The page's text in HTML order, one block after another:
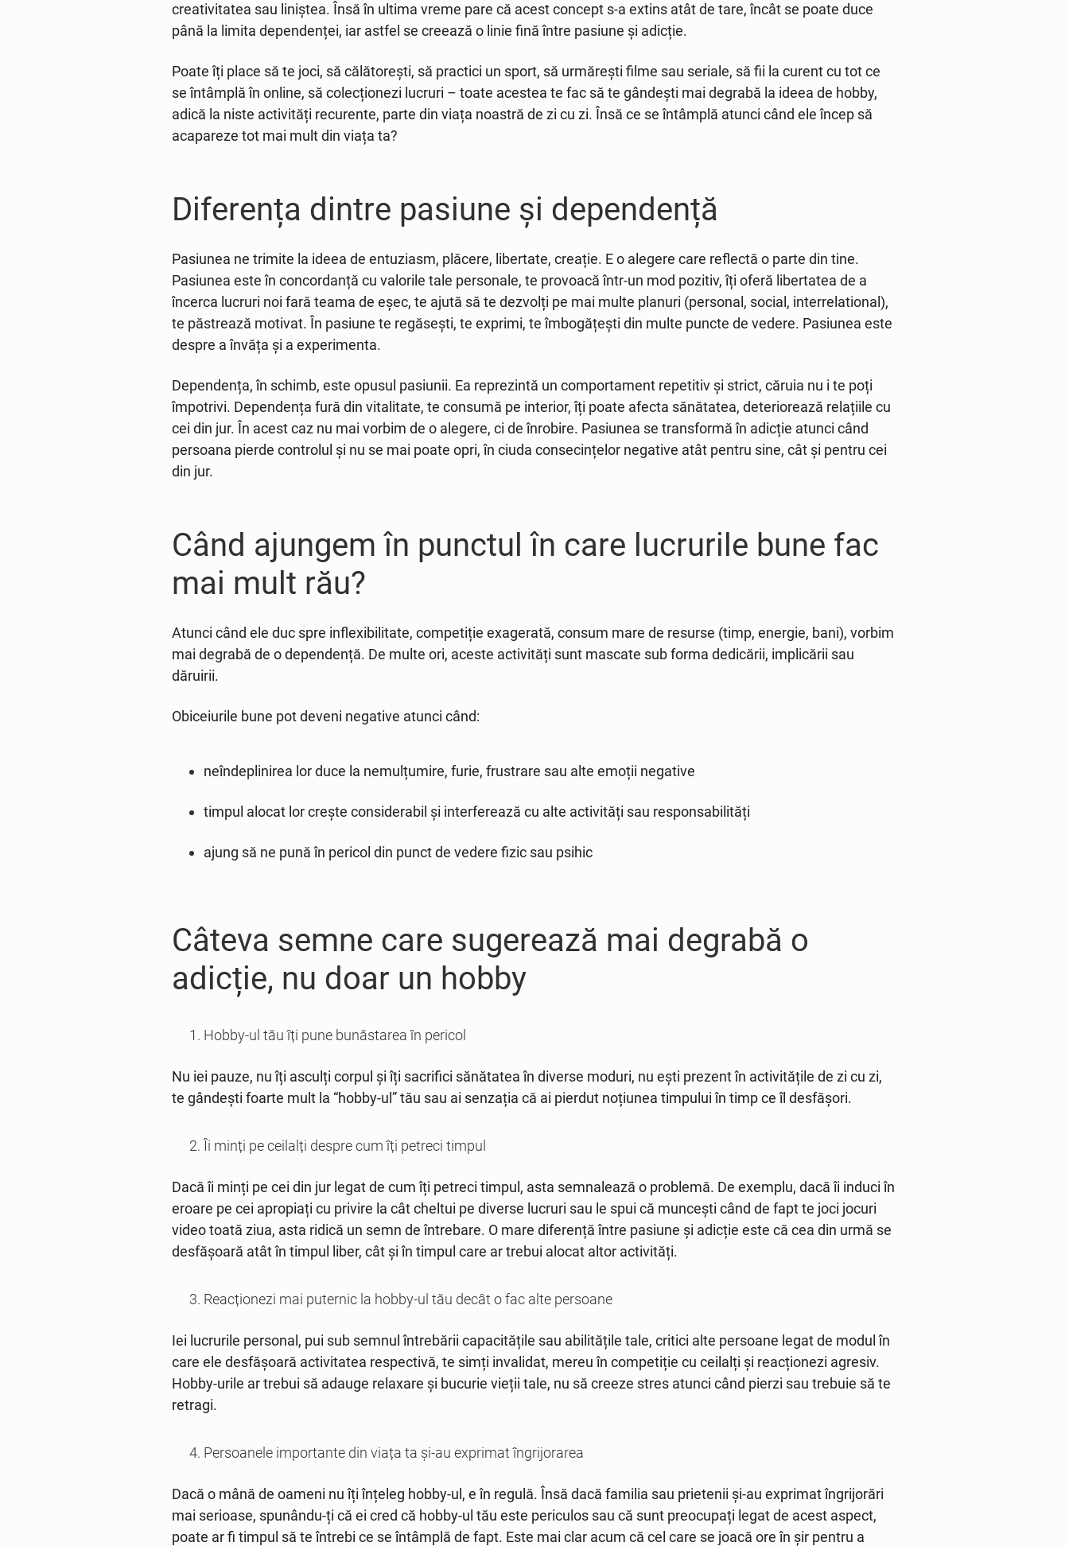
creativitatea sau liniștea. Însă în ultima vreme pare că acest concept s-a extins atât de tare, încât se poate duce
până la limita dependenței, iar astfel se creează o linie fină între pasiune și adicție.
Poate îți place să te joci, să călătorești, să practici un sport, să urmărești filme sau seriale, să fii la curent cu tot ce
se întâmplă în online, să colecționezi lucruri – toate acestea te fac să te gândești mai degrabă la ideea de hobby,
adică la niste activități recurente, parte din viața noastră de zi cu zi. Însă ce se întâmplă atunci când ele încep să
acapareze tot mai mult din viața ta?
Diferența dintre pasiune și dependență
Pasiunea ne trimite la ideea de entuziasm, plăcere, libertate, creație. E o alegere care reflectă o parte din tine.
Pasiunea este în concordanță cu valorile tale personale, te provoacă într-un mod pozitiv, îți oferă libertatea de a
încerca lucruri noi fară teama de eșec, te ajută să te dezvolți pe mai multe planuri (personal, social, interrelational),
te păstrează motivat. În pasiune te regăsești, te exprimi, te îmbogățești din multe puncte de vedere. Pasiunea este
despre a învăța și a experimenta.
Dependența, în schimb, este opusul pasiunii. Ea reprezintă un comportament repetitiv și strict, căruia nu i te poți
împotrivi. Dependența fură din vitalitate, te consumă pe interior, îți poate afecta sănătatea, deteriorează relațiile cu
cei din jur. În acest caz nu mai vorbim de o alegere, ci de înrobire. Pasiunea se transformă în adicție atunci când
persoana pierde controlul și nu se mai poate opri, în ciuda consecințelor negative atât pentru sine, cât și pentru cei
din jur.
Când ajungem în punctul în care lucrurile bune fac
mai mult rău?
Atunci când ele duc spre inflexibilitate, competiție exagerată, consum mare de resurse (timp, energie, bani), vorbim
mai degrabă de o dependență. De multe ori, aceste activități sunt mascate sub forma dedicării, implicării sau
dăruirii.
Obiceiurile bune pot deveni negative atunci când:
neîndeplinirea lor duce la nemulțumire, furie, frustrare sau alte emoții negative
timpul alocat lor crește considerabil și interferează cu alte activități sau responsabilități
ajung să ne pună în pericol din punct de vedere fizic sau psihic
Câteva semne care sugerează mai degrabă o
adicție, nu doar un hobby
Hobby-ul tău îți pune bunăstarea în pericol
Nu iei pauze, nu îți asculți corpul și îți sacrifici sănătatea în diverse moduri, nu ești prezent în activitățile de zi cu zi,
te gândești foarte mult la “hobby-ul” tău sau ai senzația că ai pierdut noțiunea timpului în timp ce îl desfășori.
Îi minți pe ceilalți despre cum îți petreci timpul
Dacă îi minți pe cei din jur legat de cum îți petreci timpul, asta semnalează o problemă. De exemplu, dacă îi induci în
eroare pe cei apropiați cu privire la cât cheltui pe diverse lucruri sau le spui că muncești când de fapt te joci jocuri
video toată ziua, asta ridică un semn de întrebare. O mare diferență între pasiune și adicție este că cea din urmă se
desfășoară atât în timpul liber, cât și în timpul care ar trebui alocat altor activități.
Reacționezi mai puternic la hobby-ul tău decât o fac alte persoane
Iei lucrurile personal, pui sub semnul întrebării capacitățile sau abilitățile tale, critici alte persoane legat de modul în
care ele desfășoară activitatea respectivă, te simți invalidat, mereu în competiție cu ceilalți și reacționezi agresiv.
Hobby-urile ar trebui să adauge relaxare și bucurie vieții tale, nu să creeze stres atunci când pierzi sau trebuie să te
retragi.
Persoanele importante din viața ta și-au exprimat îngrijorarea
Dacă o mână de oameni nu îți înțeleg hobby-ul, e în regulă. Însă dacă familia sau prietenii și-au exprimat îngrijorări
mai serioase, spunându-ți că ei cred că hobby-ul tău este periculos sau că sunt preocupați legat de acest aspect,
poate ar fi timpul să te întrebi ce se întâmplă de fapt. Este mai clar acum că cel care se joacă ore în șir pentru a